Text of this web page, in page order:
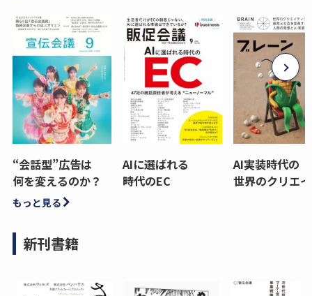
“会話型”広告は
何を変えるのか？
AIに選ばれる
時代のEC
AI実装時代の
世界のクリエ
もっと見る
新刊書籍